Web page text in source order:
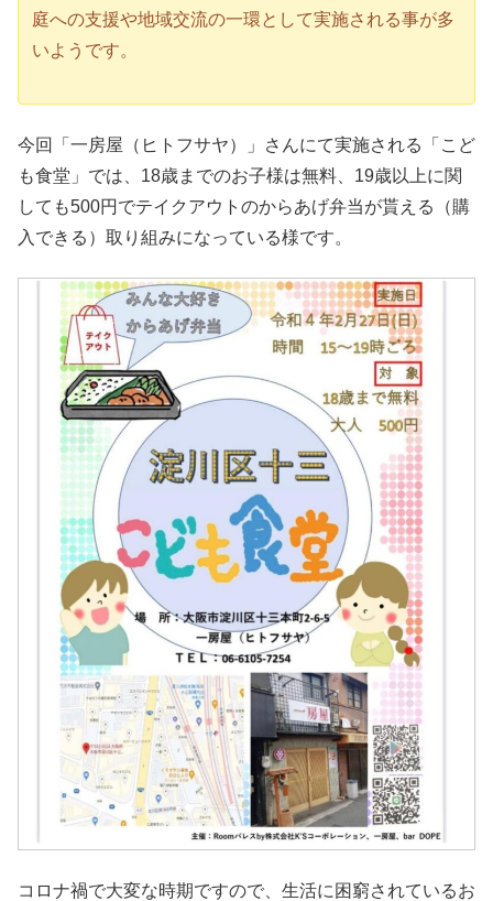
庭への支援や地域交流の一環として実施される事が多
いようです。
今回「一房屋（ヒトフサヤ）」さんにて実施される「こど
も食堂」では、18歳までのお子様は無料、19歳以上に関
しても500円でテイクアウトのからあげ弁当が貰える（購
入できる）取り組みになっている様です。
コロナ禍で大変な時期ですので、生活に困窮されているお